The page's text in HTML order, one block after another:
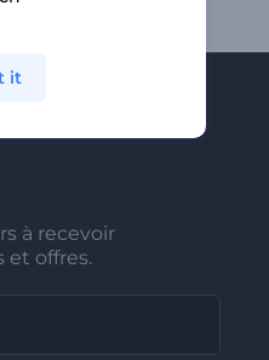
la
à recevoir
et offres.
it